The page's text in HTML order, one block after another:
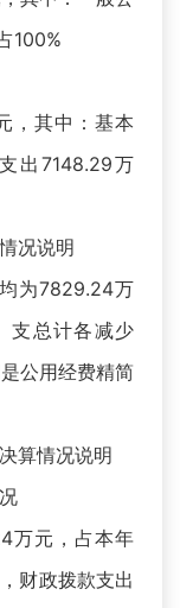
100%
，其中：基本
出7148.29万
况说明
为7829.24万
支总计各减少
公用经费精简
算情况说明
万元，占本年
财政拨款支出